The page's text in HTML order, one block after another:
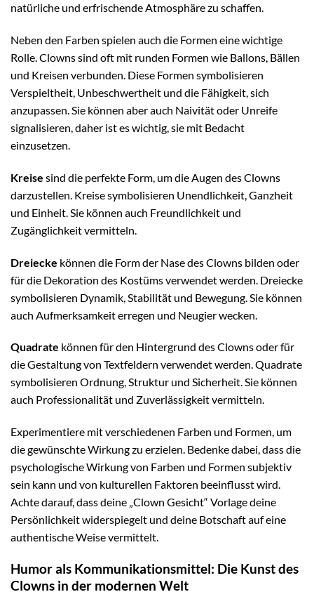
natürliche und erfrischende Atmosphäre zu schaffen.
Neben den Farben spielen auch die Formen eine wichtige
Rolle. Clowns sind oft mit runden Formen wie Ballons, Bällen
und Kreisen verbunden. Diese Formen symbolisieren
Verspieltheit, Unbeschwertheit und die Fähigkeit, sich
anzupassen. Sie können aber auch Naivität oder Unreife
signalisieren, daher ist es wichtig, sie mit Bedacht
einzusetzen.
Kreise sind die perfekte Form, um die Augen des Clowns
darzustellen. Kreise symbolisieren Unendlichkeit, Ganzheit
und Einheit. Sie können auch Freundlichkeit und
Zugänglichkeit vermitteln.
Dreiecke können die Form der Nase des Clowns bilden oder
für die Dekoration des Kostüms verwendet werden. Dreiecke
symbolisieren Dynamik, Stabilität und Bewegung. Sie können
auch Aufmerksamkeit erregen und Neugier wecken.
Quadrate können für den Hintergrund des Clowns oder für
die Gestaltung von Textfeldern verwendet werden. Quadrate
symbolisieren Ordnung, Struktur und Sicherheit. Sie können
auch Professionalität und Zuverlässigkeit vermitteln.
Experimentiere mit verschiedenen Farben und Formen, um
die gewünschte Wirkung zu erzielen. Bedenke dabei, dass die
psychologische Wirkung von Farben und Formen subjektiv
sein kann und von kulturellen Faktoren beeinflusst wird.
Achte darauf, dass deine „Clown Gesicht“ Vorlage deine
Persönlichkeit widerspiegelt und deine Botschaft auf eine
authentische Weise vermittelt.
Humor als Kommunikationsmittel: Die Kunst des
Clowns in der modernen Welt